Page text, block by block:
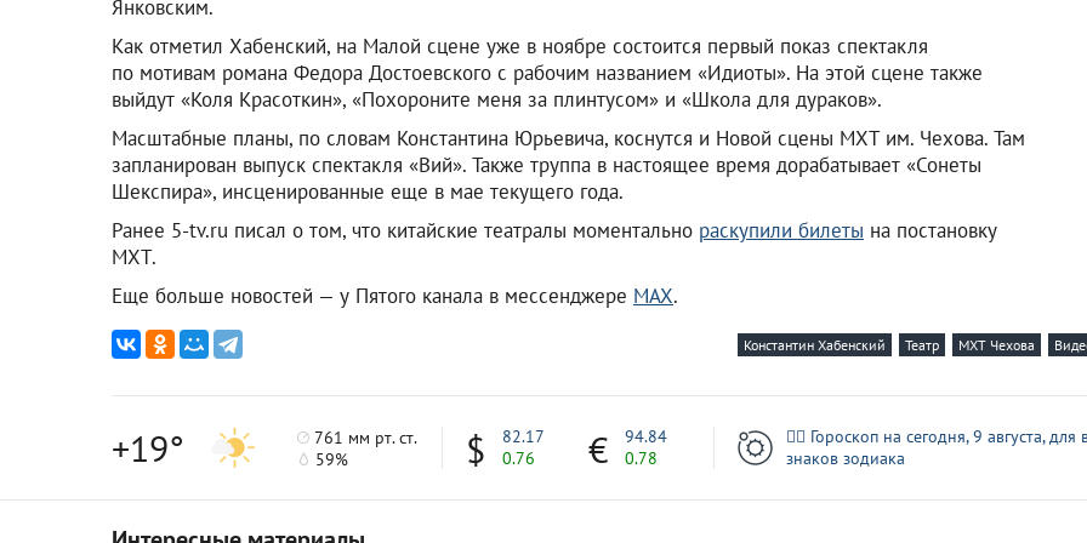
Янковским.
Как отметил Хабенский, на Малой сцене уже в ноябре состоится первый показ спектакля
по мотивам романа Федора Достоевского с рабочим названием «Идиоты». На этой сцене также
выйдут «Коля Красоткин», «Похороните меня за плинтусом» и «Школа для дураков».
Масштабные планы, по словам Константина Юрьевича, коснутся и Новой сцены МХТ им. Чехова. Там
запланирован выпуск спектакля «Вий». Также труппа в настоящее время дорабатывает «Сонеты
Шекспира», инсценированные еще в мае текущего года.
Ранее 5-tv.ru писал о том, что китайские театралы моментально раскупили билеты на постановку
МХТ.
Еще больше новостей — у Пятого канала в мессенджере MAX.
Константин Хабенский Театр МХТ Чехова
+19°
761 мм рт. ст.
59%
82.17
0.76
94.84
0.78
🧙‍♀ Гороскоп на сегодня, 9 августа, для
знаков зодиака